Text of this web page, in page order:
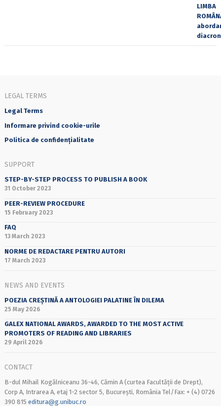
LEGAL TERMS
Legal Terms
Informare privind cookie-urile
Politica de confidențialitate
SUPPORT
STEP-BY-STEP PROCESS TO PUBLISH A BOOK
31 October 2023
PEER-REVIEW PROCEDURE
15 February 2023
FAQ
13 March 2023
NORME DE REDACTARE PENTRU AUTORI
17 March 2023
NEWS AND EVENTS
POEZIA CREȘTINĂ A ANTOLOGIEI PALATINE ÎN DILEMA
25 May 2026
GALEX NATIONAL AWARDS, AWARDED TO THE MOST ACTIVE
PROMOTERS OF READING AND LIBRARIES
29 April 2026
CONTACT
B-dul Mihail Kogălniceanu 36-46, Cămin A (curtea Facultății de Drept),
Corp A, Intrarea A, etaj 1-2 sector 5, București, România Tel/Fax: + (4) 0726
390 815 editura@g.unibuc.ro